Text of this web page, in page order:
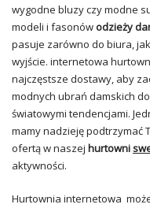
wygodne bluzy czy modne
modeli i fasonów odzieży
pasuje zarówno do biura,
wyjście. internetowa
najczęstsze dostawy, aby
modnych ubrań damskich do
światowymi tendencjami.
mamy nadzieję podtrzymać
ofertą w naszej hurtowni
aktywności.
Hurtownia internetowa